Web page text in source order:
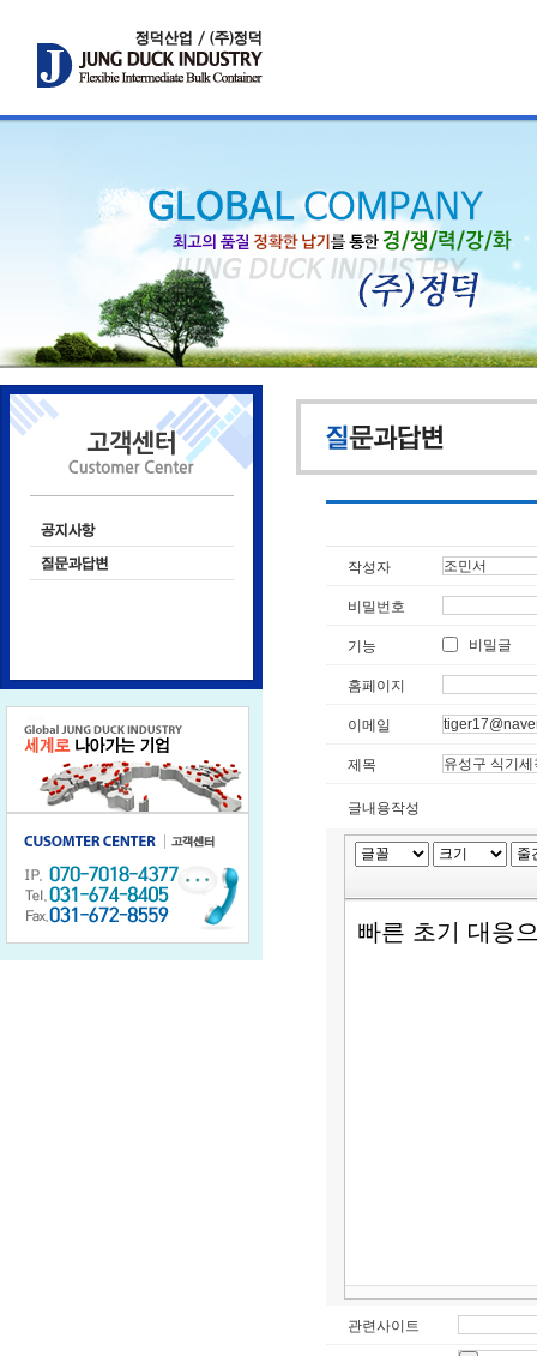
작성자
비밀번호
기능 비밀글
홈페이지
이메일
제목
글내용작성
관련사이트